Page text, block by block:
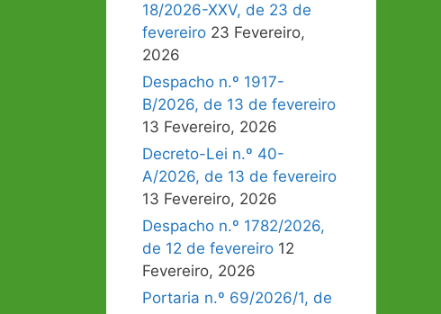
18/2026-XXV, de 23 de
fevereiro 23 Fevereiro,
2026
Despacho n.º 1917-
B/2026, de 13 de fevereiro
13 Fevereiro, 2026
Decreto-Lei n.º 40-
A/2026, de 13 de fevereiro
13 Fevereiro, 2026
Despacho n.º 1782/2026,
de 12 de fevereiro 12
Fevereiro, 2026
Portaria n.º 69/2026/1, de